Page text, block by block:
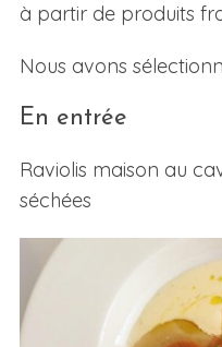
à partir de produits
Nous avons
En entrée
Raviolis maison au
séchées